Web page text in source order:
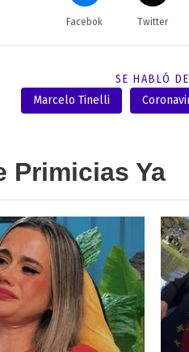
Facebok Twitter
SE HABLÓ DE
Marcelo Tinelli
Primicias Ya